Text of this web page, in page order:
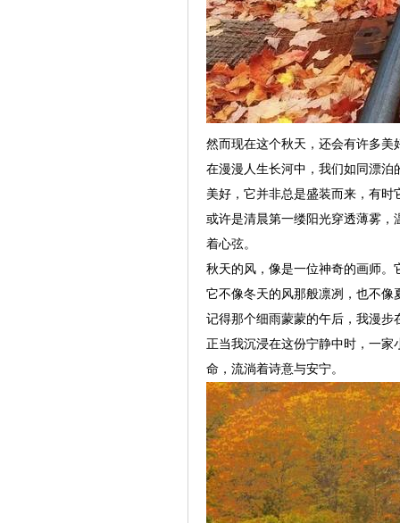
然而现在这个秋天，还会有许多美
在漫漫人生长河中，我们如同漂
美好，它并非总是盛装而来，有
或许是清晨第一缕阳光穿透薄雾
着心弦。
秋天的风，像是一位神奇的画师
它不像冬天的风那般凛冽，也不
记得那个细雨蒙蒙的午后，我漫
正当我沉浸在这份宁静中时，一
命，流淌着诗意与安宁。